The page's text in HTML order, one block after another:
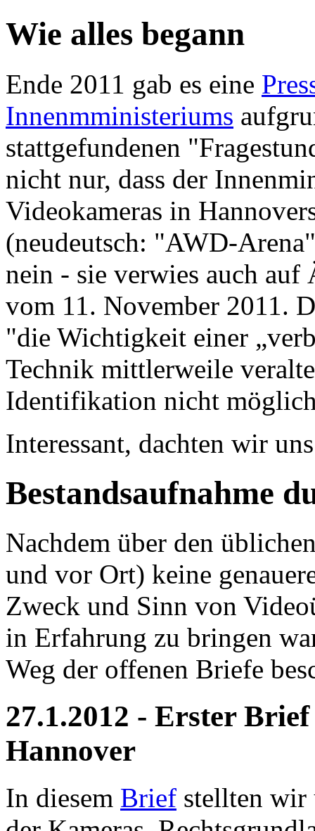
Wie alles begann
Ende 2011 gab es eine
Innenmministeriums
stattgefundenen
nicht nur, dass der
Videokameras in
(neudeutsch: "AWD-
nein - sie verwies auch
vom 11. November 2011.
"die Wichtigkeit einer
Technik mittlerweile
Identifikation nicht
Interessant, dachten wir
Bestandsaufnahme
Nachdem über den
und vor Ort) keine
Zweck und Sinn von
in Erfahrung zu bringen
Weg der offenen Briefe
27.1.2012 - Erster
Hannover
In diesem Brief stellten wir